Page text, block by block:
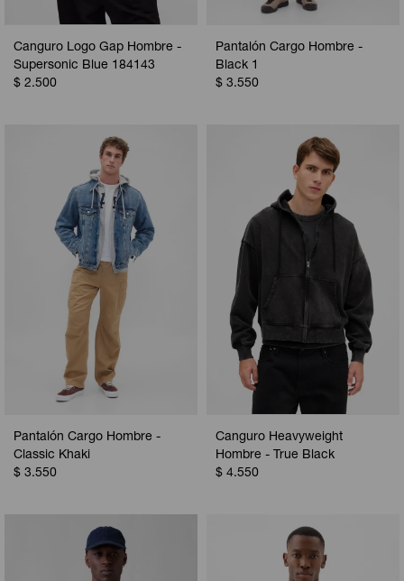
Canguro Logo Gap Hombre -
Supersonic Blue 184143
$ 2.500
Pantalón Cargo Hombre -
Black 1
$ 3.550
Pantalón Cargo Hombre -
Classic Khaki
$ 3.550
Canguro Heavyweight
Hombre - True Black
$ 4.550